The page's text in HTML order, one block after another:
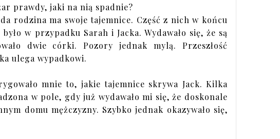
prawdy, jaki na nią spadnie?
rodzina ma swoje tajemnice. Część z nich w końcu
w przypadku Sarah i Jacka. Wydawało się, że są
dwie córki. Pozory jednak mylą. Przeszłość
ulega wypadkowi.
mnie to, jakie tajemnice skrywa Jack. Kilka
w pole, gdy już wydawało mi się, że doskonale
domu mężczyzny. Szybko jednak okazywało się,